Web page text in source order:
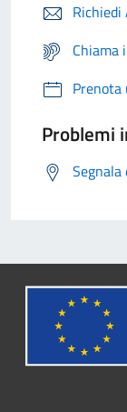
Richiedi
Chiama
Problemi